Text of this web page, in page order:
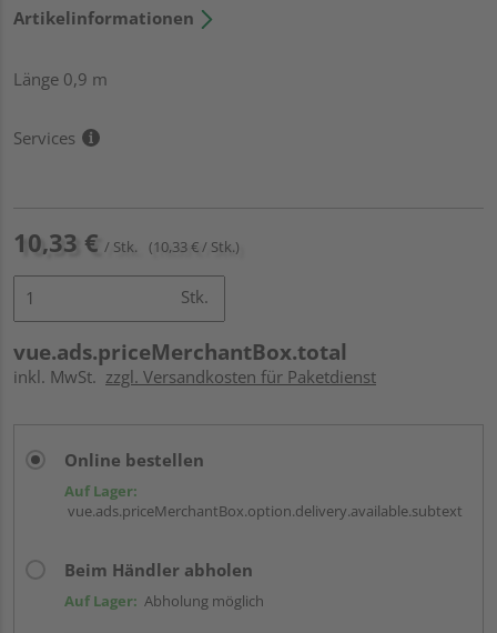
Artikelinformationen
Länge 0,9 m
Services
10,33 € / Stk. (10,33 € / Stk.)
Stk.
vue.ads.priceMerchantBox.total
inkl. MwSt. zzgl. Versandkosten für Paketdienst
Online bestellen
Auf Lager:
vue.ads.priceMerchantBox.option.delivery.available.subtext
Beim Händler abholen
Auf Lager: Abholung möglich